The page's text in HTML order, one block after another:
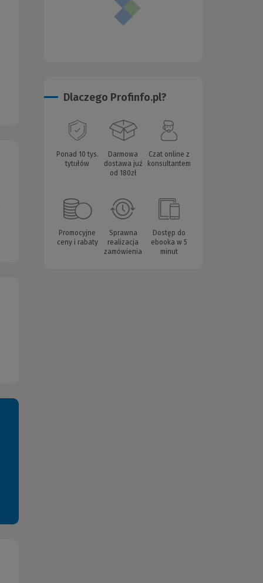
Dlaczego Profinfo.pl?
Ponad 10 tys.
tytułów
Darmowa
dostawa już
od 180zł
Czat online z
konsultantem
Promocyjne
ceny i rabaty
Sprawna
realizacja
zamówienia
Dostęp do
ebooka w 5
minut